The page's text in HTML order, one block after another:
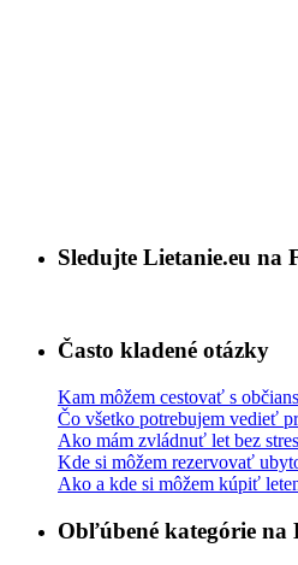
Sledujte Lietanie.eu na
Často kladené otázky
Kam môžem cestovať s
Čo všetko potrebujem vedieť
Ako mám zvládnuť let bez
Kde si môžem rezervovať
Ako a kde si môžem kúpiť
Obľúbené kategórie na